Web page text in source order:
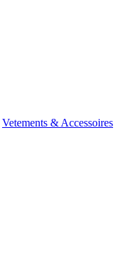
Vetements & Accessoires